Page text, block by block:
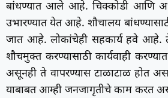
बांधण्यात आले आहे. चिक्कोडी आणि
उभारण्यात येत आहे. शौचालय
जात आहे. लोकांचेही सहकार्य हवे आहे.
शौचमुक्त करण्यासाठी कार्यवाही
असूनही ते वापरण्यास टाळाटाळ होत
याबाबत आम्ही जनजागृतीचे काम करत